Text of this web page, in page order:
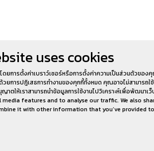
uses cookies
การตั้งค่าเบราว์เซอร์หรือการตั้งค่าความเป็นส่วนตัวขอ
การปฎิเสธการทำงานของคุกกี้ทั้งหมด คุณอาจไม่สามารถ
ให้เราสามารถนำข้อมูลการใช้งานไปวิเคราะห์เพื่อพัฒนาเ
features and to analyse our traffic. We also
it with other information that you’ve provided